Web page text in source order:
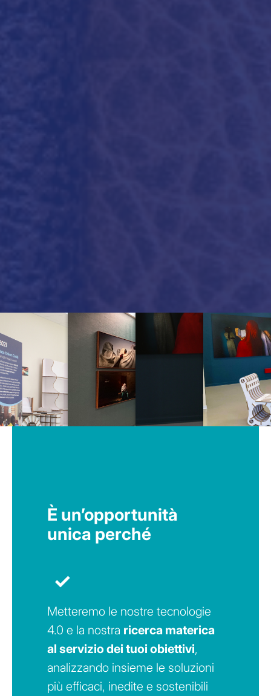
È un’opportunità
Metteremo le nostre tecnologie
4.0 e la nostraricerca materica
al servizio dei tuoi obiettivi,
analizzando insieme le soluzioni